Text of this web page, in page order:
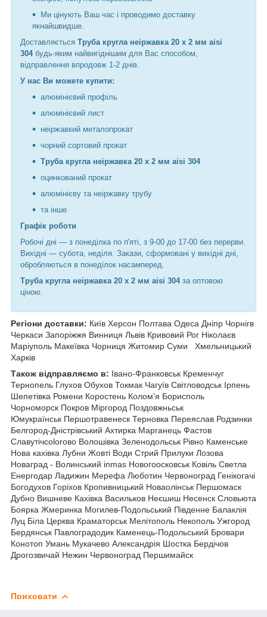
Ми цінують Ваш час і проводимо доставку
якнайшвидше.
Доставляється Труба кругла неіржавка 20 х 2 мм aisi
304будь-яким найвигіднішим для Вас способом,
відправлення впродовж 1-2 днів.
У нас Ви можете купити:
алюмінієвий профіль
алюмінієвий лист
неіржавкий металопрокат
чорний сортовий прокат
Труба кругла неіржавка 20 х 2 мм aisi 304
оцинкований прокат
алюмінієву та неіржавку трубу
та інше
Графік роботи
Робочі дні — з понеділка по п'яті, з 9-00 до 17-00 без перерви.
Вихідні — субота, неділя. Закази, сформовані у вихідні дні,
обробляються в понеділок насамперед.
Труба кругла неіржавка 20 х 2 мм aisi 304за оптовою
ціною.
Регіони доставки: Київ Херсон Полтава Одеса Дніпр Чорнiгв
Черкаси Запоріжжя Винниця Львів Кривовий Рог Ніколаєв
Маріуполь Макеївка Чорниця Житомир Суми
Хмельницький
Харків
Також відправляємо в: Івано-Франковськ Кременчуг
Тернопель Глухов Обухов Токмак Чагуїв Світловодськ Ірпень
Шепетівка Ромени Коростень Колом'я Борисполь
Чорноморск Покров Міргород Поздовжньськ
Юмукраїнськ Першотравенеск Терновка Переяслав Родзинки
Белгород-Дністрівський Ахтирка Марганець Фастов
Славутічcolorово Волошівка Зеленодольськ Рівно Каменське
Нова кахівка Лубни Жовті Води Стрий Прилуки Лозова
Новаград - Волинський inmas Новогоосковськ Ковіль Светла
Енергодар Ладижин Мерефа Люботин Червоноград Генікогачі
Богодухов Горіхов Кропивницький Новаолінськ Першомаск
Дубно Вишневе Кахівка Васильков Неєшиш Несенск Словьюта
Боярка Жмеринка Могилев-Подольський Південне Балаклія
Луц Біла Церква Краматорськ Мелітополь Некополь Ужгород
Бердянськ Павлоградодик Каменець-Подольський Бровари
Конотоп Умань Мукачево Александрія Шостка Бердічов
Дрогозвичай Нежин Червоноград Першимайск
Приховати